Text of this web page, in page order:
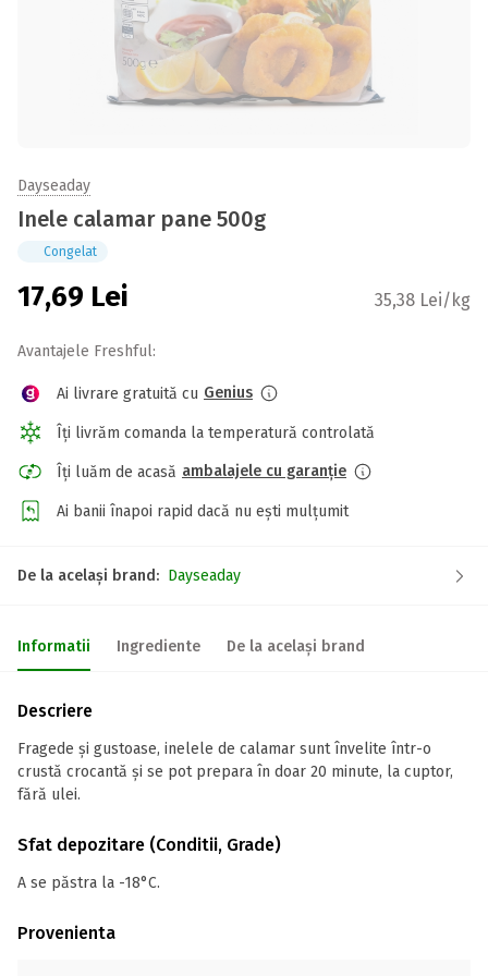
Dayseaday
Inele calamar pane 500g
Congelat
17,69 Lei 35,38 Lei/kg
Avantajele Freshful:
Ai livrare gratuită cu Genius
Îți livrăm comanda la temperatură controlată
Îți luăm de acasă ambalajele cu garanție
Ai banii înapoi rapid dacă nu ești mulțumit
De la același brand: Dayseaday
Informatii Ingrediente De la același brand
Descriere
Fragede și gustoase, inelele de calamar sunt învelite într-o
crustă crocantă și se pot prepara în doar 20 minute, la cuptor,
fără ulei.
Sfat depozitare (Conditii, Grade)
A se păstra la -18°C.
Provenienta